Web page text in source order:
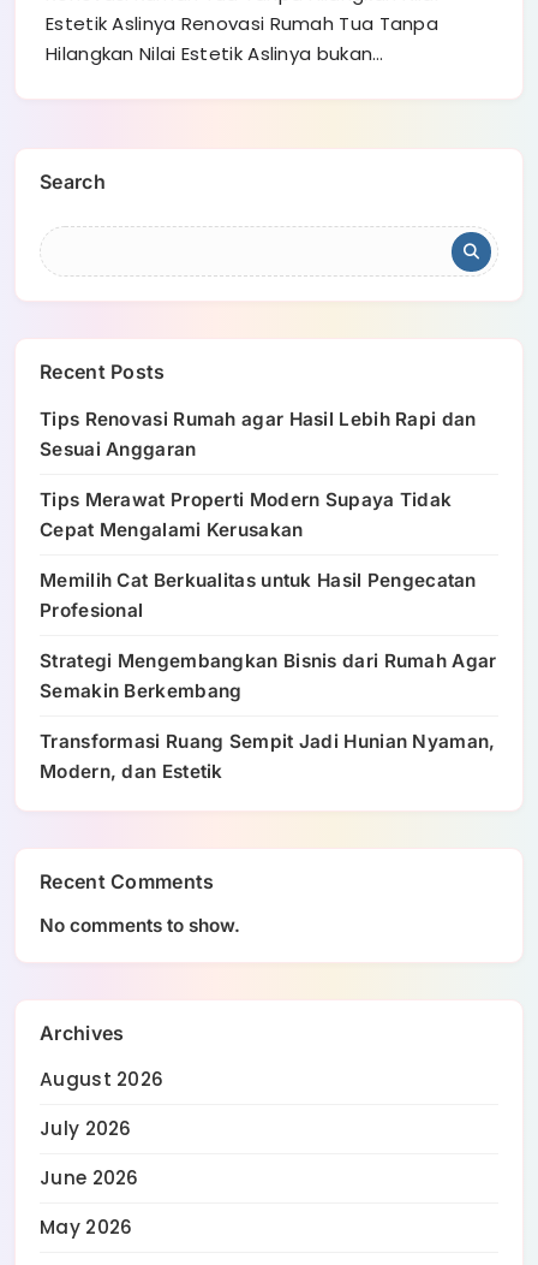
Estetik Aslinya Renovasi Rumah Tua Tanpa
Hilangkan Nilai Estetik Aslinya bukan…
Search
Recent Posts
Tips Renovasi Rumah agar Hasil Lebih Rapi dan
Sesuai Anggaran
Tips Merawat Properti Modern Supaya Tidak
Cepat Mengalami Kerusakan
Memilih Cat Berkualitas untuk Hasil Pengecatan
Profesional
Strategi Mengembangkan Bisnis dari Rumah Agar
Semakin Berkembang
Transformasi Ruang Sempit Jadi Hunian Nyaman,
Modern, dan Estetik
Recent Comments
No comments to show.
Archives
August 2026
July 2026
June 2026
May 2026